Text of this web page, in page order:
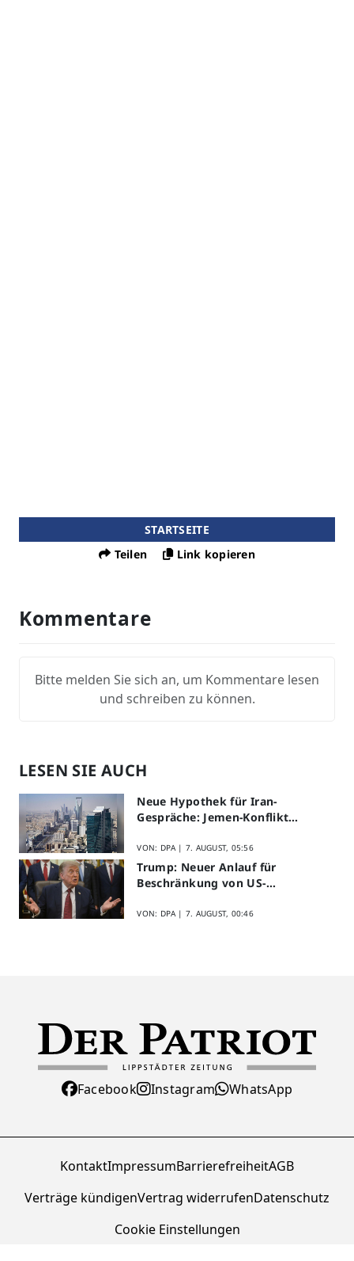
STARTSEITE
Teilen
Link kopieren
Kommentare
Bitte melden Sie sich an, um Kommentare lesen
und schreiben zu können.
LESEN SIE AUCH
Neue Hypothek für Iran-
Gespräche: Jemen-Konflikt
VON: DPA | 7. AUGUST, 05:56
Trump: Neuer Anlauf für
Beschränkung von US-
VON: DPA | 7. AUGUST, 00:46
Facebook Instagram WhatsApp
KontaktImpressumBarrierefreiheitAGB
Verträge kündigenVertrag widerrufenDatenschutz
Cookie Einstellungen